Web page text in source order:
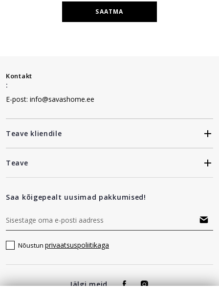
SAATMA
Kontakt
:
E-post: info@savashome.ee
Teave kliendile
Teave
Saa kõigepealt uusimad pakkumised!
Nõustun privaatsuspoliitikaga
Jälgi meid